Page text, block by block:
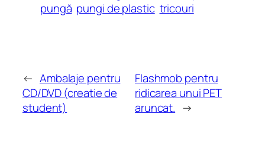
pungă pungi de plastic tricouri
← Ambalaje pentru
CD/DVD (creatie de
student)
Flashmob pentru
ridicarea unui PET
aruncat. →